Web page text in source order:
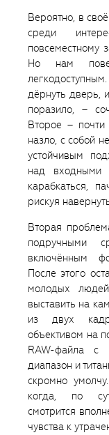
Вероятно, в
среди
повсеместному
Но нам
дёрнуть дверь,
поразило, ―
Второе ― почти
назло, с собой
устойчивым
над входными
карабкаться,
рискуя
Вторая
подручными
включённым
После этого
молодых
выставить на
из двух
объективом на
RAW-файла с
диапазон и
скромно
когда, по
смотрится
чувства к